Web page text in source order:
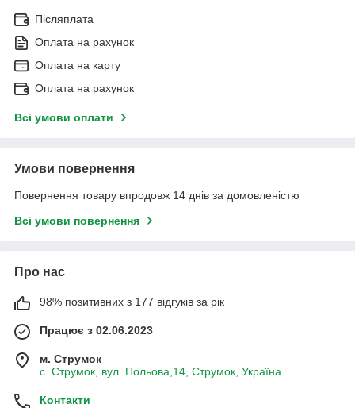
Післяплата
Оплата на рахунок
Оплата на карту
Оплата на рахунок
Всі умови оплати
Умови повернення
Повернення товару впродовж 14 днів за домовленістю
Всі умови повернення
Про нас
98% позитивних з 177 відгуків за рік
Працює з 02.06.2023
м. Струмок
с. Струмок, вул. Польова,14, Струмок, Україна
Контакти